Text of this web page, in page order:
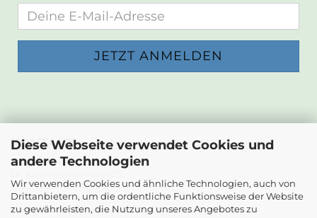
Diese Webseite verwendet Cookies und
andere Technologien
Wir verwenden Cookies und ähnliche Technologien, auch von
Drittanbietern, um die ordentliche Funktionsweise der Website
zu gewährleisten, die Nutzung unseres Angebotes zu
KONTAKT
Die Papierwerkstatt
2232 Deutsch-Wagram
Email: info@diepapierwerkstatt.at